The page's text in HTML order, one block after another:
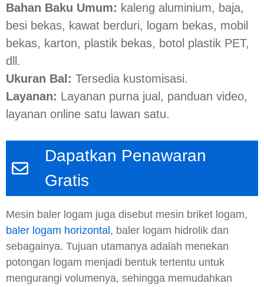
Bahan Baku Umum: kaleng aluminium, baja,
besi bekas, kawat berduri, logam bekas, mobil
bekas, karton, plastik bekas, botol plastik PET,
dll.
Ukuran Bal: Tersedia kustomisasi.
Layanan: Layanan purna jual, panduan video,
layanan online satu lawan satu.
Dapatkan Penawaran
Gratis
Mesin baler logam juga disebut mesin briket logam,
baler logam horizontal, baler logam hidrolik dan
sebagainya. Tujuan utamanya adalah menekan
potongan logam menjadi bentuk tertentu untuk
mengurangi volumenya, sehingga memudahkan